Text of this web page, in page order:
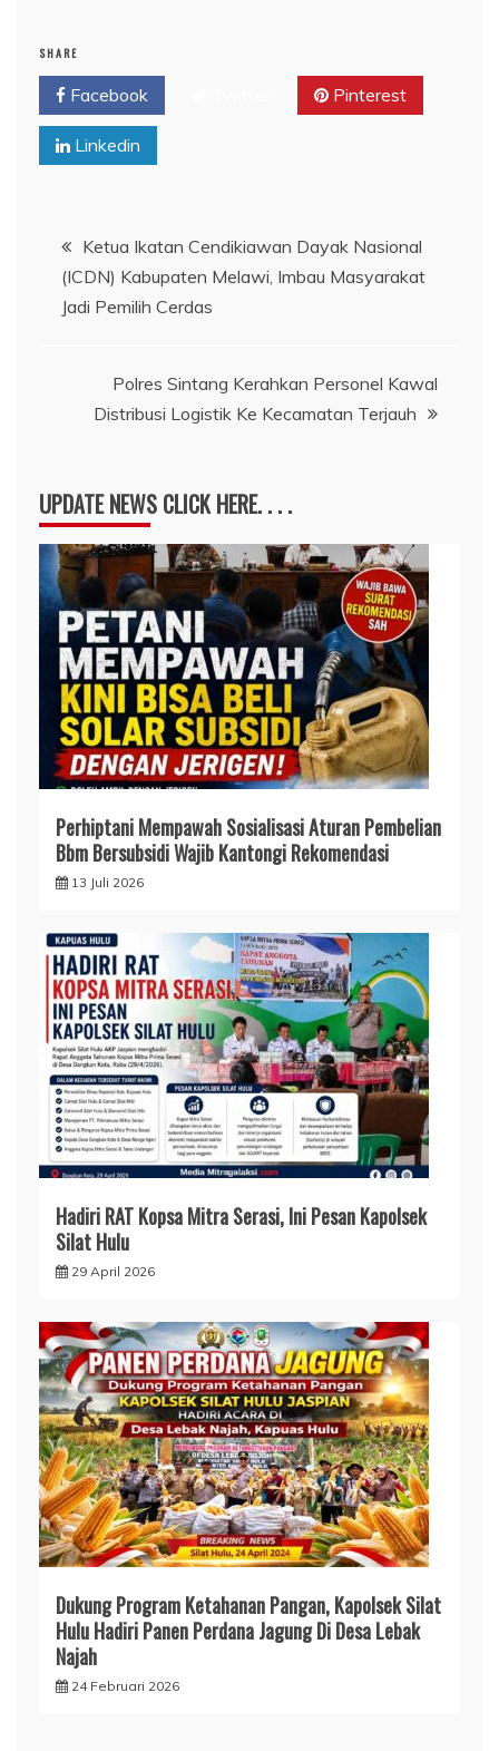
SHARE
Facebook Pinterest
Linkedin
Navigasi
pos
Ketua Ikatan Cendikiawan Dayak Nasional
(ICDN) Kabupaten Melawi, Imbau Masyarakat
Jadi Pemilih Cerdas
Polres Sintang Kerahkan Personel Kawal
Distribusi Logistik Ke Kecamatan Terjauh
UPDATE NEWS CLICK HERE. . . .
Perhiptani Mempawah Sosialisasi Aturan Pembelian
Bbm Bersubsidi Wajib Kantongi Rekomendasi
13 Juli 2026
Hadiri RAT Kopsa Mitra Serasi, Ini Pesan Kapolsek
Silat Hulu
29 April 2026
Dukung Program Ketahanan Pangan, Kapolsek Silat
Hulu Hadiri Panen Perdana Jagung Di Desa Lebak
Najah
24 Februari 2026